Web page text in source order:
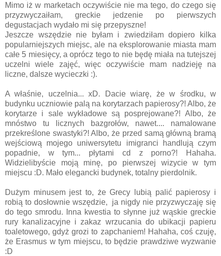
Mimo iż w marketach oczywiście nie ma tego, do czego się
przyzwyczaiłam, greckie jedzenie po pierwszych
degustacjach wydało mi się przepyszne!
Jeszcze wszędzie nie byłam i zwiedziłam dopiero kilka
popularniejszych miejsc, ale na eksplorowanie miasta mam
całe 5 miesięcy, a oprócz tego to nie będę miała na tutejszej
uczelni wiele zajęć, więc oczywiście mam nadzieję na
liczne, dalsze wycieczki :).
A właśnie, uczelnia... xD. Dacie wiarę, że w środku, w
budynku uczniowie palą na korytarzach papierosy?! Albo, że
korytarze i sale wykładowe są posprejowane?! Albo, że
mnóstwo tu licznych bazgrołów, nawet.... namalowane
przekreślone swastyki?! Albo, że przed samą główną bramą
wejściową mojego uniwersytetu imigranci handlują czym
popadnie, w tym... płytami cd z porno?! Hahaha.
Widzielibyście moją minę, po pierwszej wizycie w tym
miejscu :D. Mało elegancki budynek, totalny pierdolnik.
Dużym minusem jest to, że Grecy lubią palić papierosy i
robią to dosłownie wszędzie, ja nigdy nie przyzwyczaję się
do tego smrodu. Inna kwestia to słynne już wąskie greckie
rury kanalizacyjne i zakaz wrzucania do ubikacji papieru
toaletowego, gdyż grozi to zapchaniem! Hahaha, coś czuję,
że Erasmus w tym miejscu, to będzie prawdziwe wyzwanie
:D